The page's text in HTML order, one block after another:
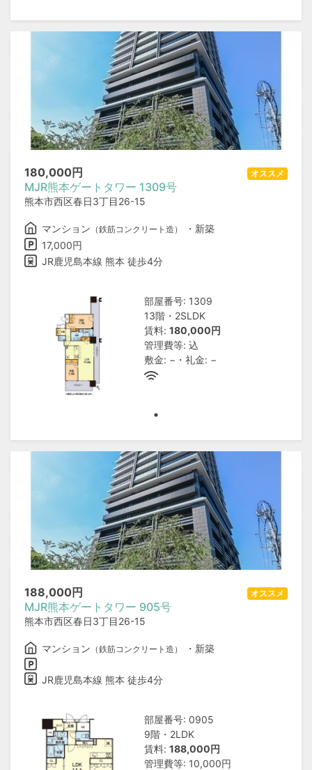
180,000円
MJR熊本ゲートタワー 1309号
熊本市西区春日3丁目26-15
オススメ
マンション （鉄筋コンクリート造）
・新築
17,000円
JR鹿児島本線 熊本 徒歩4分
部屋番号: 1309
13階・2SLDK
賃料: 180,000円
管理費等: 込
敷金: −・礼金: −
188,000円
MJR熊本ゲートタワー 905号
熊本市西区春日3丁目26-15
オススメ
マンション （鉄筋コンクリート造） ・新築
JR鹿児島本線 熊本 徒歩4分
部屋番号: 0905
9階・2LDK
賃料: 188,000円
管理費等: 10,000円